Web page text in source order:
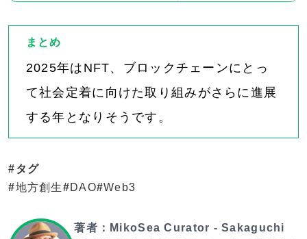
まとめ
2025年はNFT、ブロックチェーンにとっ
て社会定着に向けた取り組みがさらに進展
する年となりそうです。
#タグ
#地方創生#DAO#Web3
著者： MikoSea Curator - Sakaguchi